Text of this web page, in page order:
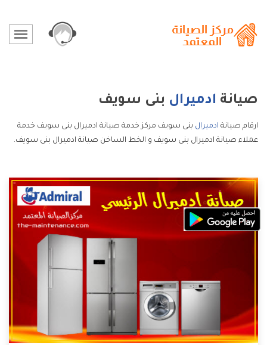
صيانة ادميرال بنى سويف
ارقام صيانة ادميرال بنى سويف مركز خدمة صيانة ادميرال بنى سويف خدمة
عملاء صيانة ادميرال بنى سويف و الخط الساخن صيانة ادميرال بنى سويف.